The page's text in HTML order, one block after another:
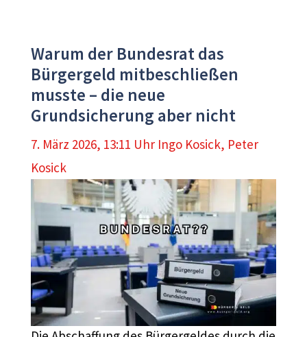
Warum der Bundesrat das
Bürgergeld mitbeschließen
musste – die neue
Grundsicherung aber nicht
7. März 2026, 13:11 Uhr Ingo Kosick, Peter
Kosick